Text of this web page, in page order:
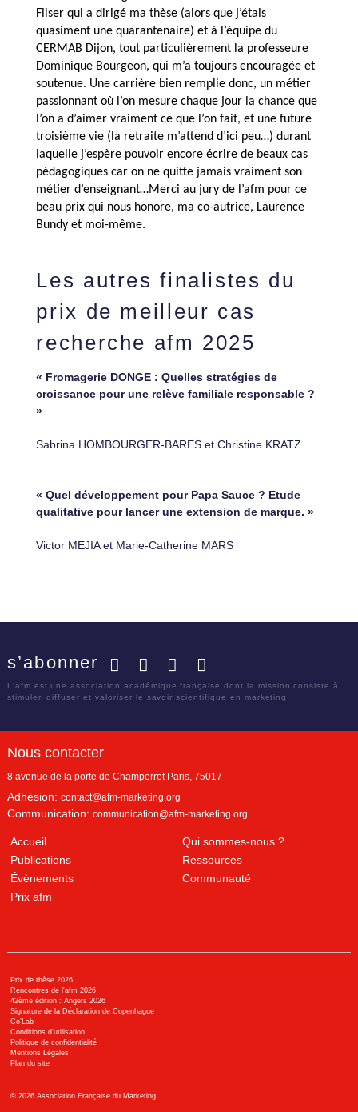
Filser qui a dirigé ma thèse (alors que j’étais
quasiment une quarantenaire) et à l’équipe du
CERMAB Dijon, tout particulièrement la professeure
Dominique Bourgeon, qui m’a toujours encouragée et
soutenue. Une carrière bien remplie donc, un métier
passionnant où l’on mesure chaque jour la chance que
l’on a d’aimer vraiment ce que l’on fait, et une future
troisième vie (la retraite m’attend d’ici peu…) durant
laquelle j’espère pouvoir encore écrire de beauxcas
pédagogiques car on ne quitte jamais vraiment son
métier d’enseignant…Merci au jury de l’afm pour ce
beau prix qui nous honore, ma co-autrice, Laurence
Bundy et moi-même.
Les autres finalistes du
prix de meilleur cas
recherche afm 2025
« Fromagerie DONGE : Quelles stratégies de
croissance pour une relève familiale responsable ?
»
Sabrina HOMBOURGER-BARES et Christine KRATZ
« Quel développement pour Papa Sauce ? Etude
qualitative pour lancer une extension de marque. »
Victor MEJIA et Marie-Catherine MARS
s’abonner
L'afm est une association académique française dont la mission consiste à
stimuler, diffuser et valoriser le savoir scientifique en marketing.
Nous contacter
8 avenue de la porte de Champerret Paris, 75017
Adhésion: contact@afm-marketing.org
Communication: communication@afm-marketing.org
Accueil
Qui sommes-nous ?
Publications
Ressources
Évènements
Communauté
Prix afm
Prix de thèse 2026
Rencontres de l'afm 2026
42ème édition : Angers 2026
Signature de la Déclaration de Copenhague
Co’Lab
Conditions d’utilisation
Politique de confidentialité
Mentions Légales
Plan du site
© 2026Association Française du Marketing